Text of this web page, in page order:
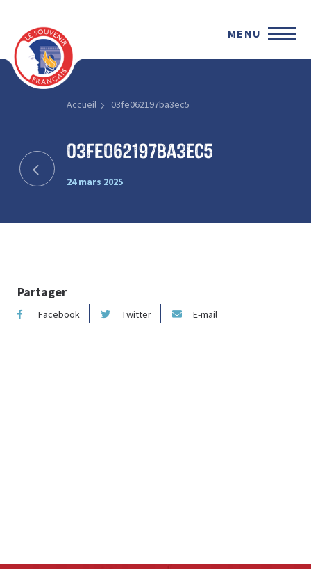
MENU
Accueil 03fe062197ba3ec5
03fe062197ba3ec5
24 mars 2025
Partager
Facebook Twitter E-mail